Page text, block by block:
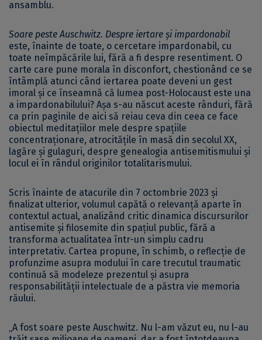
ansamblu.
Soare peste Auschwitz. Despre iertare și impardonabil
este, înainte de toate, o cercetare impardonabil, cu
toate neîmpăcările lui, fără a fi despre resentiment. O
carte care pune morala în disconfort, chestionând ce se
întâmplă atunci când iertarea poate deveni un gest
imoral și ce înseamnă că lumea post-Holocaust este una
a impardonabilului? Așa s-au născut aceste rânduri, fără
ca prin paginile de aici să reiau ceva din ceea ce face
obiectul meditațiilor mele despre spațiile
concentraționare, atrocitățile în masă din secolul XX,
lagăre și gulaguri, despre genealogia antisemitismului și
locul ei în rândul originilor totalitarismului.
Scris înainte de atacurile din 7 octombrie 2023 și
finalizat ulterior, volumul capătă o relevanță aparte în
contextul actual, analizând critic dinamica discursurilor
antisemite și filosemite din spațiul public, fără a
transforma actualitatea într-un simplu cadru
interpretativ. Cartea propune, în schimb, o reflecție de
profunzime asupra modului în care trecutul traumatic
continuă să modeleze prezentul și asupra
responsabilității intelectuale de a păstra vie memoria
răului.
„A fost soare peste Auschwitz. Nu l-am văzut eu, nu l-au